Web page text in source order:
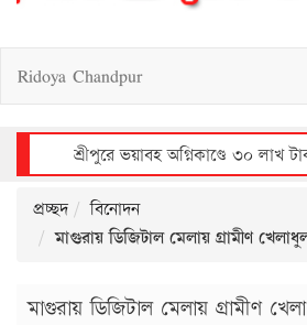
Ridoya Chandpur
শ্রীপুরে আলোচিত শিশু রাজিয়া ধর্ষণচেষ্টা ও হত্যা মামলায় আসামীর মৃত্যুদণ্ড
প্রচ্ছদ
বিনোদন
মাগুরায় ডিজিটাল মেলায় গ্রামীণ
মাগুরায় ডিজিটাল মেলায় গ্রামীণ